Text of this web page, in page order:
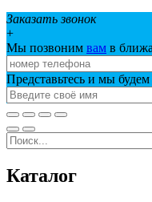
Заказать звонок
+
Мы позвоним вам в
Представьтесь и мы
Каталог